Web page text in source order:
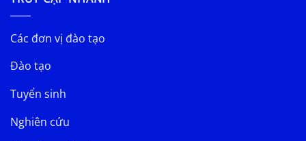
Các đơn vị đào tạo
Đào tạo
Tuyển sinh
Nghiên cứu